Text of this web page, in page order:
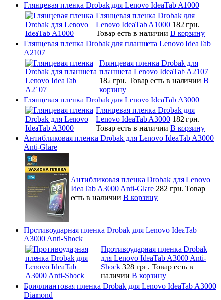
Глянцевая пленка Drobak для Lenovo IdeaTab A1000
Глянцевая пленка Drobak для
Lenovo IdeaTab A1000 182 грн.
Товар есть в наличии В корзину
Глянцевая пленка Drobak для планшета Lenovo IdeaTab
A2107
Глянцевая пленка Drobak для
планшета Lenovo IdeaTab A2107
182 грн. Товар есть в наличии В
корзину
Глянцевая пленка Drobak для Lenovo IdeaTab A3000
Глянцевая пленка Drobak для
Lenovo IdeaTab A3000 182 грн.
Товар есть в наличии В корзину
Антибликовая пленка Drobak для Lenovo IdeaTab A3000
Anti-Glare
Антибликовая пленка Drobak для Lenovo
IdeaTab A3000 Anti-Glare 282 грн. Товар
есть в наличии В корзину
Противоударная пленка Drobak для Lenovo IdeaTab
A3000 Anti-Shock
Противоударная пленка Drobak
для Lenovo IdeaTab A3000 Anti-
Shock 328 грн. Товар есть в
наличии В корзину
Бриллиантовая пленка Drobak для Lenovo IdeaTab A3000
Diamond